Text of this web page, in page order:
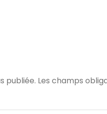
publiée. Les champs